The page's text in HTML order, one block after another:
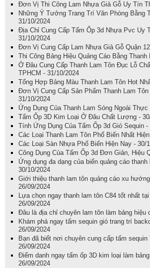
Đơn Vị Thi Công Lam Nhựa Giả Gỗ Uy Tín
Những Ý Tưởng Trang Trí Văn Phòng Bằng
31/10/2024
Địa Chỉ Cung Cấp Tấm Ốp 3d Nhựa Pvc Uy
31/10/2024
Đơn Vị Cung Cấp Lam Nhựa Giả Gỗ Quận
Thi Công Bảng Hiệu Quảng Cáo Bằng Thanh
Ở Đâu Cung Cấp Thanh Lam Tôn Đục Lỗ
TPHCM - 31/10/2024
Tổng Hợp Bảng Màu Thanh Lam Tôn Hot
Đơn Vị Cung Cấp Sản Phẩm Thanh Lam
31/10/2024
Ứng Dụng Của Thanh Lam Sóng Ngoài Thực
Tấm Ốp 3D Kim Loại Ở Đâu Chất Lượng -
Tính Ứng Dụng Của Tấm Ốp 3d Gió Sequin -
Các Loại Thanh Lam Tôn Phổ Biến Nhất
Các Loại Sàn Nhựa Phổ Biến Hiện Nay - 30/
Công Dụng Của Tấm Ốp 3d Đơn Giản, Hiệu
Ứng dụng đa dạng của biển quảng cáo thanh
30/10/2024
Giới thiệu thanh lam tôn quảng cáo xu
26/09/2024
Lựa chọn ngay thanh lam tôn C84 tốt nhất
26/09/2024
Đâu là địa chỉ chuyên lam tôn làm bảng hiệu
Khám phá ngay tấm sequin gió trang trí
26/09/2024
Bạn đã biết nơi chuyên cung cấp tấm
26/09/2024
Điểm danh ngay tấm ốp 3D kim loại làm
26/09/2024